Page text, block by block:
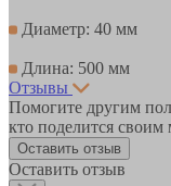
Диаметр: 40 мм
Длина: 500 мм
Отзывы
Помогите другим
кто поделится своим
Оставить отзыв
Оставить отзыв